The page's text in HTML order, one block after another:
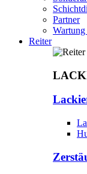
Partner
Reiter